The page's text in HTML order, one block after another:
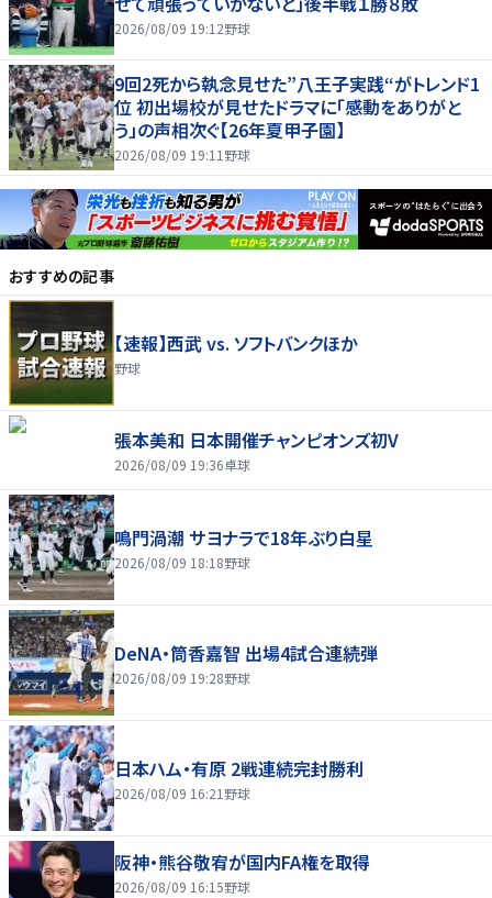
2026/08/09 19:12野球
9回2死から執念見せた”八王子実践“がトレンド1
位 初出場校が見せたドラマに「感動をありがと
う」の声相次ぐ【26年夏甲子園】
2026/08/09 19:11 野球
おすすめの記事
【速報】西武 vs. ソフトバンクほか
野球
張本美和 日本開催チャンピオンズ初V
2026/08/09 19:36卓球
鳴門渦潮 サヨナラで18年ぶり白星
2026/08/09 18:18野球
DeNA・筒香嘉智 出場4試合連続弾
2026/08/09 19:28野球
日本ハム・有原 2戦連続完封勝利
2026/08/09 16:21 野球
阪神・熊谷敬宥が国内FA権を取得
2026/08/09 16:15野球